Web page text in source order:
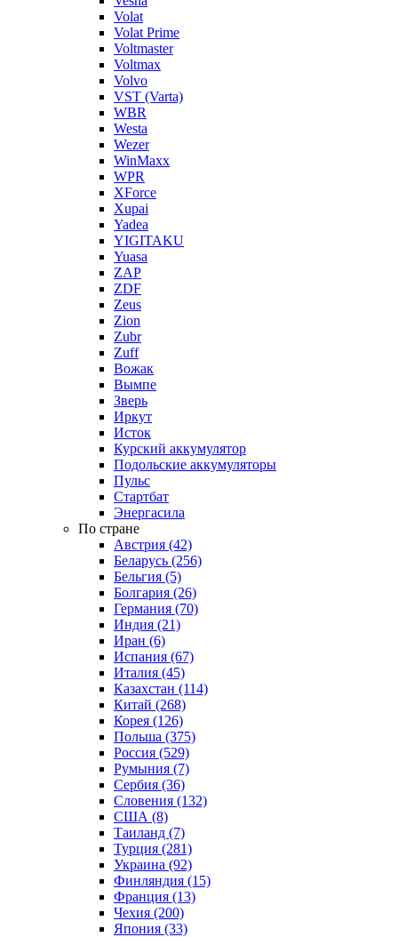
Volat
Volat Prime
Voltmaster
Voltmax
Volvo
VST (Varta)
WBR
Westa
Wezer
WinMaxx
WPR
XForce
Xupai
Yadea
YIGITAKU
Yuasa
ZAP
ZDF
Zeus
Zion
Zubr
Zuff
Вожак
Вымпе
Зверь
Иркут
Исток
Курский аккумулятор
Подольские аккумуляторы
Пульс
Стартбат
Энергасила
По стране
Австрия (42)
Беларусь (256)
Бельгия (5)
Болгария (26)
Германия (70)
Индия (21)
Иран (6)
Испания (67)
Италия (45)
Казахстан (114)
Китай (268)
Корея (126)
Польша (375)
Россия (529)
Румыния (7)
Сербия (36)
Словения (132)
США (8)
Таиланд (7)
Турция (281)
Украина (92)
Финляндия (15)
Франция (13)
Чехия (200)
Япония (33)